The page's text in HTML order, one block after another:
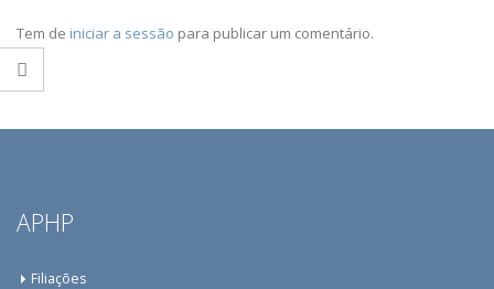
Tem de iniciar a sessão para publicar um comentário.
APHP
Filiações